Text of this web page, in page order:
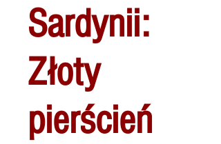
Sardynii:
Złoty
pierścień